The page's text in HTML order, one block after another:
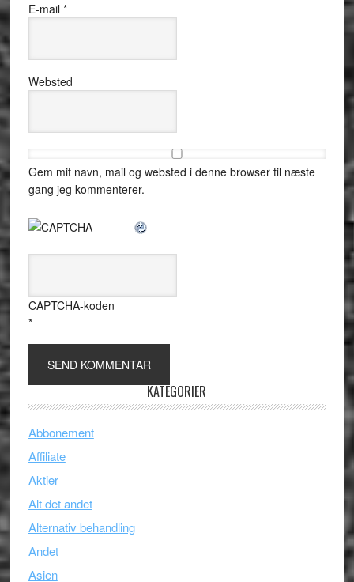
E-mail *
Websted
Gem mit navn, mail og websted i denne browser til næste
gang jeg kommenterer.
CAPTCHA-koden
*
KATEGORIER
Abbonement
Affiliate
Aktier
Alt det andet
Alternativ behandling
Andet
Asien